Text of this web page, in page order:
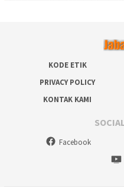
KODE ETIK
PRIVACY POLICY
KONTAK KAMI
Facebook